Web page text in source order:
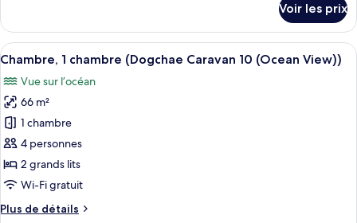
(Dogchae
Caravan
09
(Ocean
View))
le
type
de
Chambre,
chambre
(Dogchae
Caravan
09
(Ocean
View))
Voir les prix
Afficher
toutes
les
photos
pour
ce
type
de
chambre :
Chambre,
Une chambre à coucher avec un lit,
13
Chambre, 1 chambre (Dogchae Caravan 10 (Ocean View))
Vue sur l’océan
66 m²
1 chambre
4 personnes
2 grands lits
Wi-Fi gratuit
Plus de détails
Plus